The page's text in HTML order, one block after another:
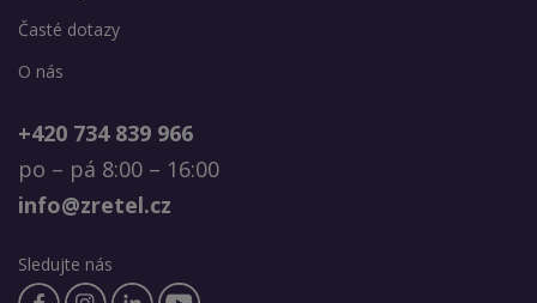
Časté dotazy
O nás
+420 734 839 966
po – pá 8:00 – 16:00
info@zretel.cz
Sledujte nás